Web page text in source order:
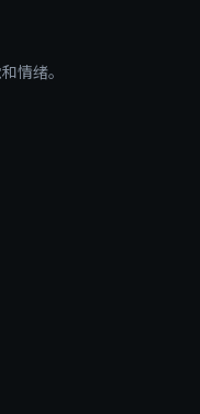
情绪。